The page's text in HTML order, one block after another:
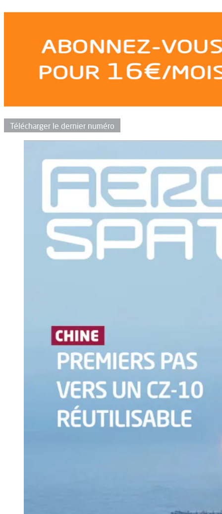
Télécharger le dernier numéro